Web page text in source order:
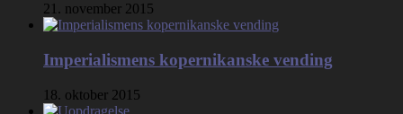
21. november 2015
Imperialismens kopernikanske vending
18. oktober 2015